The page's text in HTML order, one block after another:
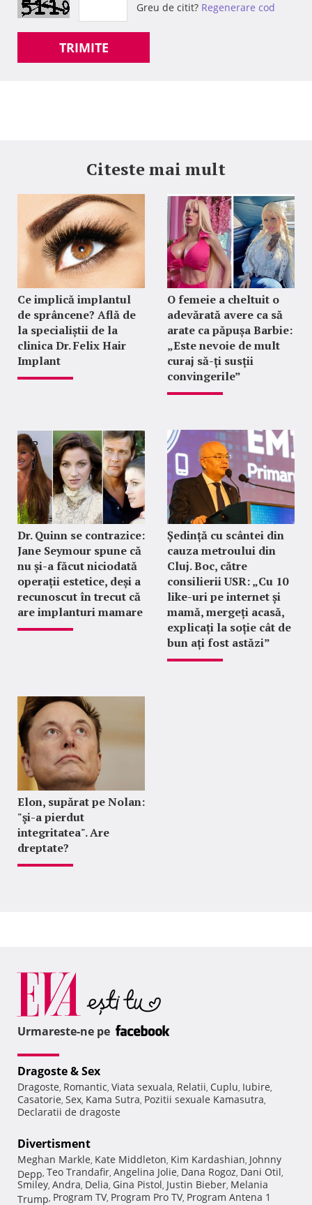
Greu de citit? Regenerare cod
TRIMITE
Citeste mai mult
Ce implică implantul
de sprâncene? Află de
la specialiștii de la
clinica Dr. Felix Hair
Implant
O femeie a cheltuit o
adevărată avere ca să
arate ca păpușa Barbie:
„Este nevoie de mult
curaj să-ți susții
convingerile”
Dr. Quinn se contrazice:
Jane Seymour spune că
nu și-a făcut niciodată
operații estetice, deși a
recunoscut în trecut că
are implanturi mamare
Ședință cu scântei din
cauza metroului din
Cluj. Boc, către
consilierii USR: „Cu 10
like-uri pe internet și
mamă, mergeți acasă,
explicați la soție cât de
bun ați fost astăzi”
Elon, supărat pe Nolan:
"şi-a pierdut
integritatea". Are
dreptate?
Urmareste-ne pe
Dragoste & Sex
Dragoste, Romantic, Viata sexuala, Relatii, Cuplu, Iubire,
Casatorie, Sex, Kama Sutra, Pozitii sexuale Kamasutra,
Declaratii de dragoste
Divertisment
Meghan Markle, Kate Middleton, Kim Kardashian, Johnny
Depp, Teo Trandafir, Angelina Jolie, Dana Rogoz, Dani Otil,
Smiley, Andra, Delia, Gina Pistol, Justin Bieber, Melania
Trump, Program TV, Program Pro TV, Program Antena 1